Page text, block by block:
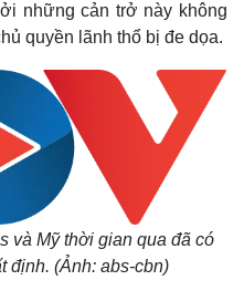
những cản trở này không
quyền lãnh thổ bị đe dọa.
và Mỹ thời gian qua đã có
định. (Ảnh: abs-cbn)